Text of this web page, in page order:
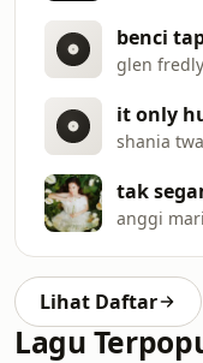
benci
glen fredly
shania
tak
anggi
Lihat Daftar
Lagu